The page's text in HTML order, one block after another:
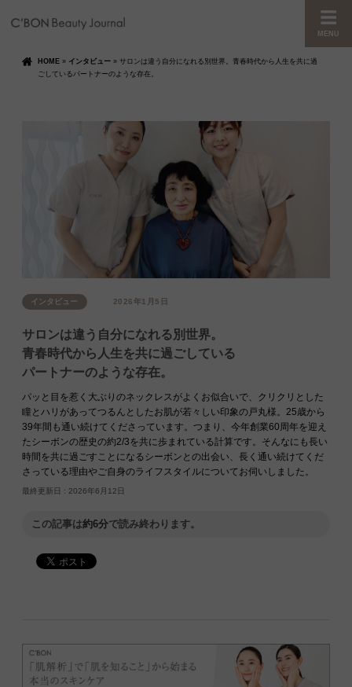
MENU
HOME » インタビュー » サロンは違う自分になれる別世界。青春時代から人生を共に過
ごしているパートナーのような存在。
インタビュー 2026年1月5日
サロンは違う自分になれる別世界。
青春時代から人生を共に過ごしている
パートナーのような存在。
パッと目を惹く大ぶりのネックレスがよくお似合いで、クリクリとした
瞳とハリがあってつるんとしたお肌が若々しい印象の戸丸様。25歳から
39年間も通い続けてくださっています。つまり、今年創業60周年を迎え
たシーボンの歴史の約2/3を共に歩まれている計算です。そんなにも長い
時間を共に過ごすことになるシーボンとの出会い、長く通い続けてくだ
さっている理由やご自身のライフスタイルについてお伺いしました。
最終更新日 : 2026年6月12日
この記事は約6分で読み終わります。